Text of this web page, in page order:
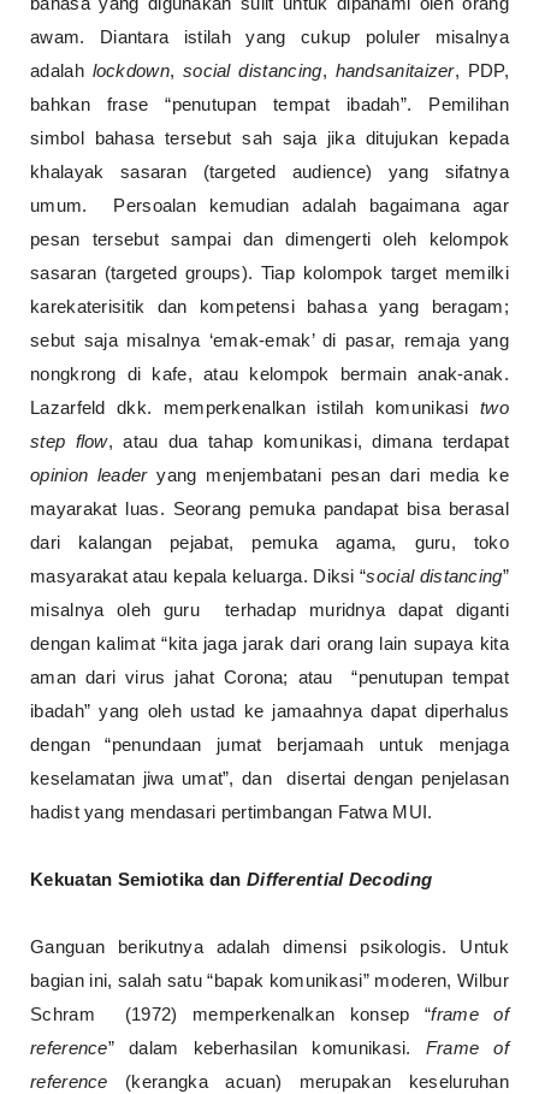
awam. Diantara istilah yang cukup poluler misalnya
adalah lockdown, social distancing, handsanitaizer, PDP,
bahkan frase “penutupan tempat ibadah”. Pemilihan
simbol bahasa tersebut sah saja jika ditujukan kepada
khalayak sasaran (targeted audience) yang sifatnya
umum. Persoalan kemudian adalah bagaimana agar
pesan tersebut sampai dan dimengerti oleh kelompok
sasaran (targeted groups). Tiap kolompok target memilki
karekaterisitik dan kompetensi bahasa yang beragam;
sebut saja misalnya ‘emak-emak’ di pasar, remaja yang
nongkrong di kafe, atau kelompok bermain anak-anak.
Lazarfeld dkk. memperkenalkan istilah komunikasitwo
step flow, atau dua tahap komunikasi, dimana terdapat
opinion leaderyang menjembatani pesan dari media ke
mayarakat luas. Seorang pemuka pandapat bisa berasal
dari kalangan pejabat, pemuka agama, guru, toko
masyarakat atau kepala keluarga. Diksi “social distancing”
misalnya oleh guru terhadap muridnya dapat diganti
dengan kalimat “kita jaga jarak dari orang lain supaya kita
aman dari virus jahat Corona; atau “penutupan tempat
ibadah” yang oleh ustad ke jamaahnya dapat diperhalus
dengan “penundaan jumat berjamaah untuk menjaga
keselamatan jiwa umat”, dan disertai dengan penjelasan
hadist yang mendasari pertimbangan Fatwa MUI.
Kekuatan Semiotika dan Differential Decoding
Ganguan berikutnya adalah dimensi psikologis. Untuk
bagian ini, salah satu “bapak komunikasi” moderen, Wilbur
Schram (1972) memperkenalkan konsep “frame of
reference” dalam keberhasilan komunikasi. Frame of
reference (kerangka acuan) merupakan keseluruhan